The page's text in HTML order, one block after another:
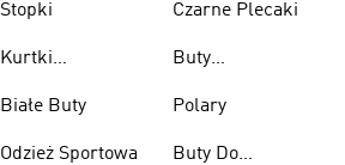
Stopki
Kurtki
Białe Buty
Odzież Sportowa
Czarne Plecaki
Buty
Polary
Buty Do